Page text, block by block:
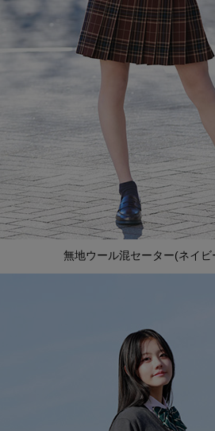
無地ウール混セーター(ネイビ